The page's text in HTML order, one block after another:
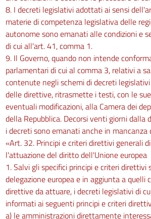
8. I decreti legislativi adottati ai sensi
materie di competenza legislativa delle
autonome sono emanati alle condizioni e
di cui all'art. 41, comma 1.
9. Il Governo, quando non intende
parlamentari di cui al comma 3, relativi a
contenute negli schemi di decreti
delle direttive, ritrasmette i testi, con le
eventuali modificazioni, alla Camera dei
della Repubblica. Decorsi venti giorni dalla
i decreti sono emanati anche in mancanza
«Art. 32. Principi e criteri direttivi generali
l'attuazione del diritto dell'Unione europea
1. Salvi gli specifici principi e criteri
delegazione europea e in aggiunta a quelli
direttive da attuare, i decreti legislativi di
informati ai seguenti principi e criteri
a) le amministrazioni direttamente